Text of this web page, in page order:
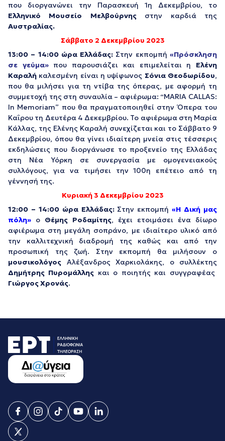
που διοργανώνει την Παρασκευή 1η Δεκεμβρίου, το
Ελληνικό Μουσείο Μελβούρνηςστην καρδιά της
Αυστραλίας.
Σάββατο 2 Δεκεμβρίου 2023
13:00 – 14:00 ώρα Ελλάδας: Στην εκπομπή«Πρόσκληση
σε γεύμα» που παρουσιάζει και επιμελείται η Ελένη
Καραλή καλεσμένη είναι η υψίφωνος Σόνια Θεοδωρίδου,
που θα μιλήσει για τη ντίβα της όπερας, με αφορμή τη
συμμετοχή της στη συναυλία – αφιέρωμα: “MARIA CALLAS:
In Memoriam” που θα πραγματοποιηθεί στην Όπερα του
Καΐρου τη Δευτέρα 4 Δεκεμβρίου. Το αφιέρωμα στη Μαρία
Κάλλας, της Ελένης Καραλή συνεχίζεται και το Σάββατο 9
Δεκεμβρίου, όπου θα γίνει ιδιαίτερη μνεία στις τέσσερις
εκδηλώσεις που διοργάνωσε το προξενείο της Ελλάδας
στη Νέα Υόρκη σε συνεργασία με ομογενειακούς
συλλόγους, για να τιμήσει την 100η επέτειο από τη
γέννησή της.
Κυριακή 3 Δεκεμβρίου 2023
12:00 – 14:00 ώρα Ελλάδας:Στην εκπομπή«Η Δική μας
πόλη» ο Θέμης Ροδαμίτης, έχει ετοιμάσει ένα δίωρο
αφιέρωμα στη μεγάλη σοπράνο, με ιδιαίτερο υλικό από
την καλλιτεχνική διαδρομή της καθώς και από την
προσωπική της ζωή. Στην εκπομπή θα μιλήσουν ο
μουσικολόγος Αλέξανδρος Χαρκιολάκης, ο συλλέκτης
Δημήτρης Πυρομάλλης και ο ποιητής και συγγραφέας
Γιώργος Χρονάς.